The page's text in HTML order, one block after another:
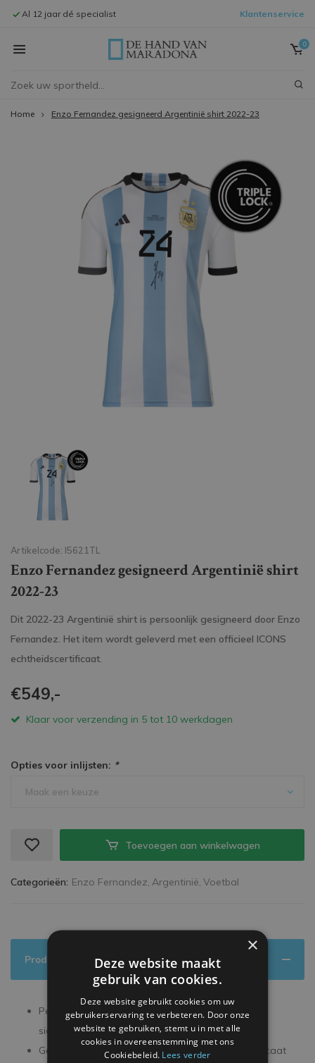
Al 12 jaar dé specialist Klantenservice
0
Home Enzo Fernandez gesigneerd Argentinië shirt 2022-23
Artikelcode: I5621TL
Enzo Fernandez gesigneerd Argentinië shirt
2022-23
Dit 2022-23 Argentinië shirt is persoonlijk gesigneerd door Enzo
Fernandez. Het item wordt geleverd met een officieel ICONS
echtheidscertificaat.
€549,-
Klaar voor verzending in 5 tot 10 werkdagen
Opties voor inlijsten: *
Maak een keuze
Toevoegen aan winkelwagen
Categorieën: Enzo Fernandez, Argentinië, Voetbal
Productinformatie
Persoonlijk gesigneerd tijdens een exclusieve
signeersessie
Geleverd met een officieel ICONS echtheidscertificaat
×
Deze website maakt
gebruik van cookies.
Deze website gebruikt cookies om uw
gebruikerservaring te verbeteren. Door onze
website te gebruiken, stemt u in met alle
cookies in overeenstemming met ons
Cookiebeleid. Lees verder